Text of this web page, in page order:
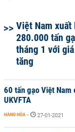
Việt Nam xuất
280.000 tấn
tháng 1 với
tăng
60 tấn gạo Việt Nam
UKVFTA
HÀNG HÓA - 27-01-2021